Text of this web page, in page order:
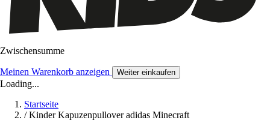
Zwischensumme
Meinen Warenkorb anzeigen Weiter einkaufen
Loading...
Startseite
/ Kinder Kapuzenpullover adidas Minecraft